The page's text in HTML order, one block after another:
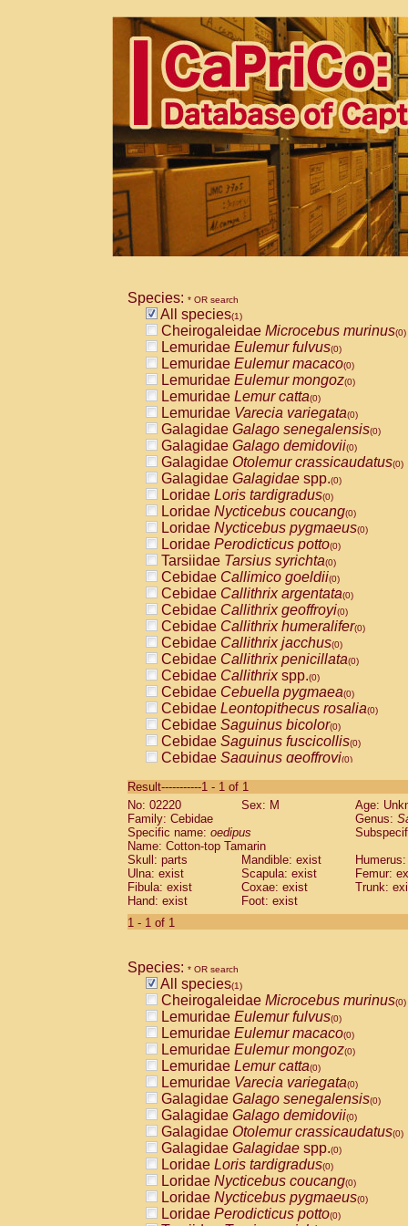
Species: * OR search
All species(1)
Cheirogaleidae Microcebus murinus(0)
Lemuridae Eulemur fulvus(0)
Lemuridae Eulemur macaco(0)
Lemuridae Eulemur mongoz(0)
Lemuridae Lemur catta(0)
Lemuridae Varecia variegata(0)
Galagidae Galago senegalensis(0)
Galagidae Galago demidovii(0)
Galagidae Otolemur crassicaudatus(0)
Galagidae Galagidae spp.(0)
Loridae Loris tardigradus(0)
Loridae Nycticebus coucang(0)
Loridae Nycticebus pygmaeus(0)
Loridae Perodicticus potto(0)
Tarsiidae Tarsius syrichta(0)
Cebidae Callimico goeldii(0)
Cebidae Callithrix argentata(0)
Cebidae Callithrix geoffroyi(0)
Cebidae Callithrix humeralifer(0)
Cebidae Callithrix jacchus(0)
Cebidae Callithrix penicillata(0)
Cebidae Callithrixspp.(0)
Cebidae Cebuella pygmaea(0)
Cebidae Leontopithecus rosalia(0)
Cebidae Saguinus bicolor(0)
Cebidae Saguinus fuscicollis(0)
Cebidae Saguinus geoffroyi(0)
CebidaeSaguinus labiatus(0)
Cebidae Saguinus leucopus (0)
Cebidae
CebidaeSaguinus mystax
Cebidae Saguinus nigricollis (0)
Cebidae Saguinus oedipus
Cebidae Saguinus weddelli
Cebidae Saguinusspp.
Cebidae
CebidaeCebus capucinus
CebidaeCebus nigrivittatus
CebidaeCebus spp.(0)
CebidaeSaimiri boliviensis(0)
CebidaeSaimiri sciureus(0)
AtelidaeAlouatta caraya(0)
AtelidaeAlouatta fusca(0)
AtelidaeAlouatta seniculus(0)
AtelidaeAlouattaspp.(0)
AtelidaeAteles belzebuth(0)
AtelidaeAteles geoffroyi(0)
AtelidaeAteles paniscus(0)
AtelidaeAtelesspp.(0)
AtelidaeLagothrix lagothricha(0)
AtelidaeLagothrix lagothricha cana
PitheciidaeCacajao calvus
Result-----------1 - 1 of 1
No: 02220
Sex: M
Age:
Family: Cebidae
Genus:
Specific name: oedipus
Name: Cotton-top Tamarin
Skull: parts
Mandible: exist
Ulna: exist
Scapula: exist
Femur:
Fibula: exist
Coxae: exist
Trunk:
Hand: exist
Foot: exist
1 - 1 of 1
Species: * OR search
All species(1)
Cheirogaleidae Microcebus murinus(0)
Lemuridae Eulemur fulvus(0)
Lemuridae Eulemur macaco(0)
Lemuridae Eulemur mongoz(0)
Lemuridae Lemur catta(0)
Lemuridae Varecia variegata(0)
Galagidae Galago senegalensis(0)
Galagidae Galago demidovii(0)
Galagidae Otolemur crassicaudatus(0)
Galagidae Galagidae spp.(0)
Loridae Loris tardigradus(0)
Loridae Nycticebus coucang(0)
Loridae Nycticebus pygmaeus(0)
Loridae Perodicticus potto(0)